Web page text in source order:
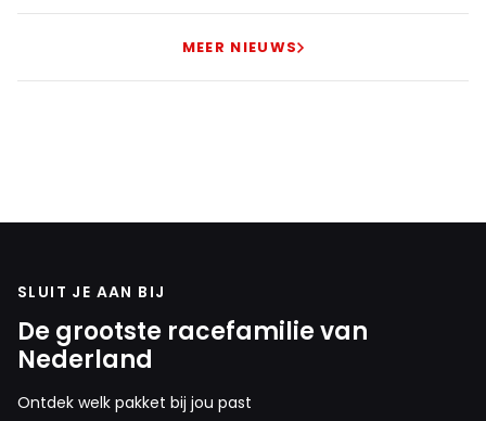
MEER NIEUWS
SLUIT JE AAN BIJ
De grootste racefamilie van
Nederland
Ontdek welk pakket bij jou past